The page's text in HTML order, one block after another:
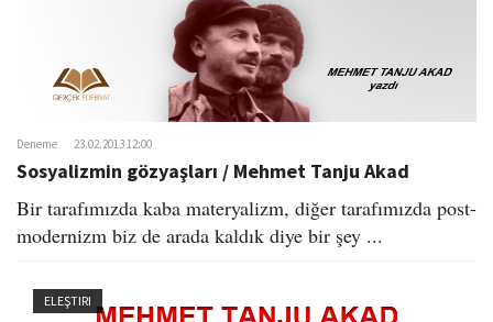
Deneme 23.02.2013 12:00
Sosyalizmin gözyaşları / Mehmet Tanju Akad
Bir tarafımızda kaba materyalizm, diğer tarafımızda post-
modernizm biz de arada kaldık diye bir şey ...
ELEŞTIRI